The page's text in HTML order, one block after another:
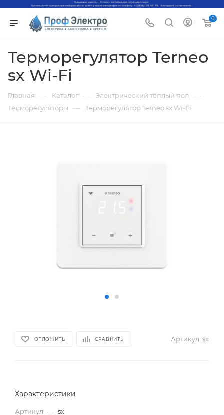
0
Терморегулятор Terneo
sx Wi-Fi
Главная — Каталог — Электрический тёплый пол —
Терморегуляторы — Терморегулятор Terneo sx Wi-Fi
ОТЛОЖИТЬ СРАВНИТЬ Артикул: sx
Характеристики
Артикул — sx